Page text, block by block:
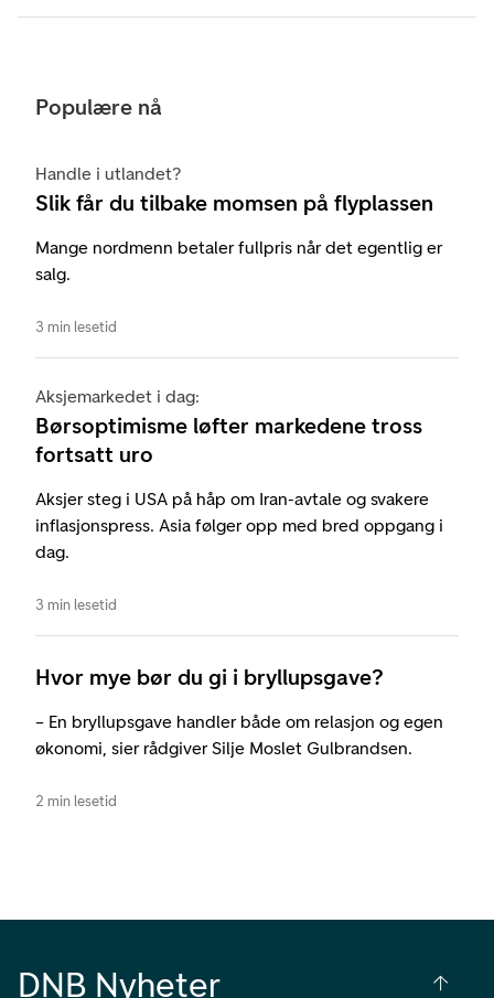
Populære nå
Handle i utlandet?
Slik får du tilbake momsen på flyplassen
Mange nordmenn betaler fullpris når det egentlig er
salg.
3 min lesetid
Aksjemarkedet i dag:
Børsoptimisme løfter markedene tross
fortsatt uro
Aksjer steg i USA på håp om Iran-avtale og svakere
inflasjonspress. Asia følger opp med bred oppgang i
dag.
3 min lesetid
Hvor mye bør du gi i bryllupsgave?
– En bryllupsgave handler både om relasjon og egen
økonomi, sier rådgiver Silje Moslet Gulbrandsen.
2 min lesetid
DNB Nyheter